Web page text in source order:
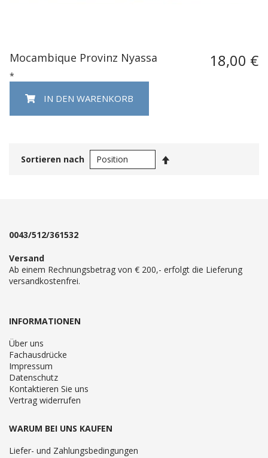
Mocambique Provinz Nyassa 18,00 €
*
IN DEN WARENKORB
Sortieren nach
0043/512/361532
Versand
Ab einem Rechnungsbetrag von € 200,- erfolgt die Lieferung
versandkostenfrei.
INFORMATIONEN
Über uns
Fachausdrücke
Impressum
Datenschutz
Kontaktieren Sie uns
Vertrag widerrufen
WARUM BEI UNS KAUFEN
Liefer- und Zahlungsbedingungen